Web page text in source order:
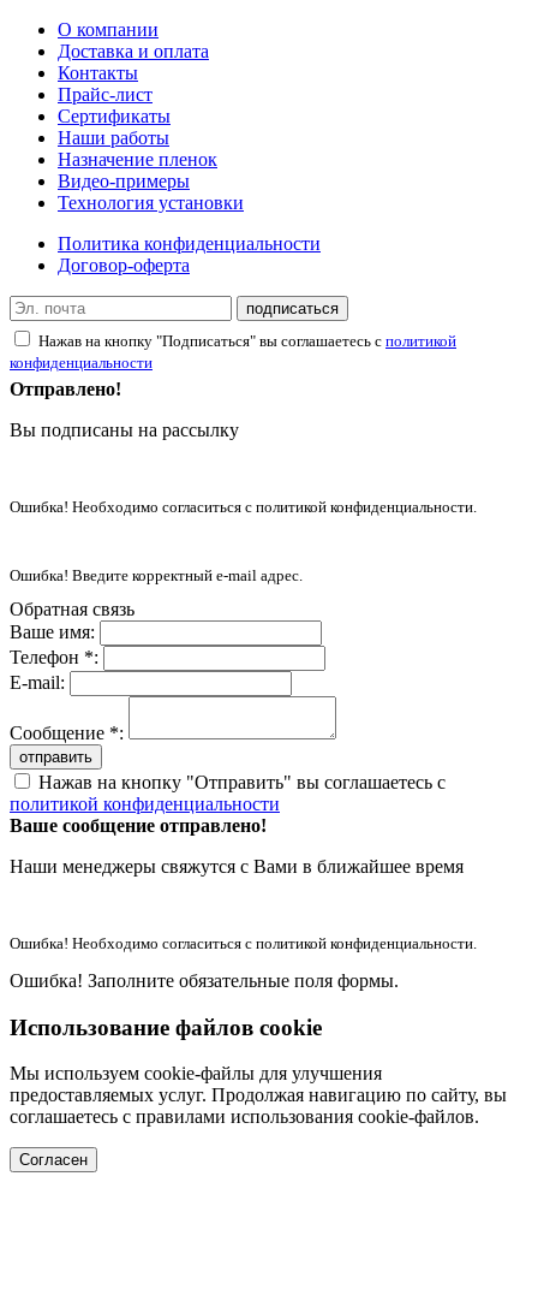
О компании
Доставка и оплата
Контакты
Прайс-лист
Сертификаты
Наши работы
Назначение пленок
Видео-примеры
Технология установки
Политика конфиденциальности
Договор-оферта
подписаться
Нажав на кнопку "Подписаться" вы соглашаетесь с политикой
конфиденциальности
Отправлено!
Вы подписаны на рассылку
Ошибка! Необходимо согласиться с политикой конфиденциальности.
Ошибка! Введите корректный e-mail адрес.
Обратная связь
Ваше имя:
Телефон *:
E-mail:
Сообщение *:
отправить
Нажав на кнопку "Отправить" вы соглашаетесь с
политикой конфиденциальности
Ваше сообщение отправлено!
Наши менеджеры свяжутся с Вами в ближайшее время
Ошибка! Необходимо согласиться с политикой конфиденциальности.
Ошибка! Заполните обязательные поля формы.
Использование файлов cookie
Мы используем cookie-файлы для улучшения
предоставляемых услуг. Продолжая навигацию по сайту, вы
соглашаетесь с правилами использования cookie-файлов.
Согласен